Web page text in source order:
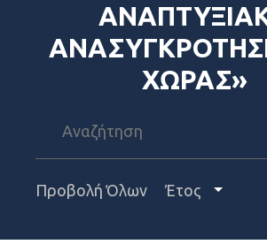
ΧΩΡΑΣ»
Προβολή Όλων Έτος